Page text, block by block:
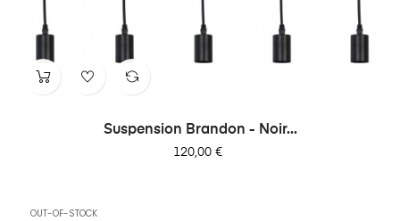
Suspension Brandon - Noir...
Prix
120,00 €
OUT-OF-STOCK